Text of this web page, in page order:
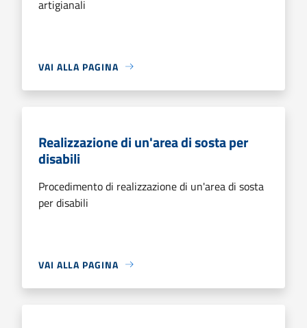
artigianali
VAI ALLA PAGINA
Realizzazione di un'area di sosta per
disabili
Procedimento di realizzazione di un'area di sosta
per disabili
VAI ALLA PAGINA